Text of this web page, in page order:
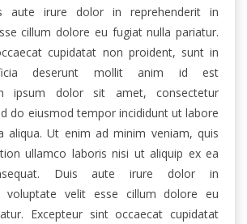
aute irure dolor in reprehenderit in
cillum dolore eu fugiat nulla pariatur.
cupidatat non proident, sunt in
deserunt mollit anim id est
ipsum dolor sit amet, consectetur
do eiusmod tempor incididunt ut labore
aliqua. Ut enim ad minim veniam, quis
ullamco laboris nisi ut aliquip ex ea
Duis aute irure dolor in
voluptate velit esse cillum dolore eu
Excepteur sint occaecat cupidatat